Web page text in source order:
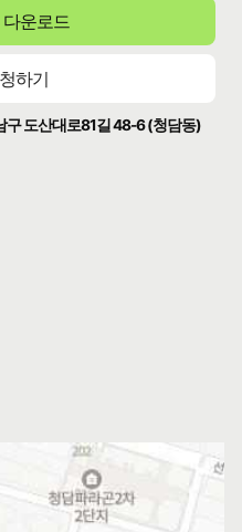
운로드
하기
구 도산대로81길 48-6 (청담동)